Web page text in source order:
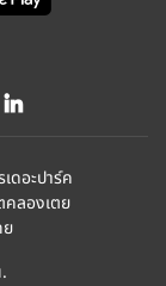
ดอะปาร์ค
คลองเตย